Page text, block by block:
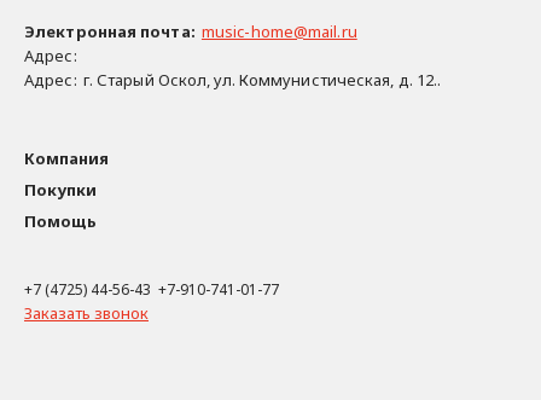
Электронная почта: music-home@mail.ru
Адрес:
Адрес: г. Старый Оскол, ул. Коммунистическая, д. 12..
Компания
Покупки
Помощь
+7 (4725) 44-56-43 +7-910-741-01-77
Заказать звонок